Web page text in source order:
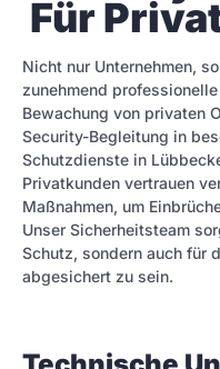
Für
Nicht nur Unternehmen,
zunehmend
Bewachung von privaten
Security-Begleitung in
Schutzdienste in
Privatkunden vertrauen
Maßnahmen, um
Unser Sicherheitsteam
Schutz, sondern auch für
abgesichert zu sein.